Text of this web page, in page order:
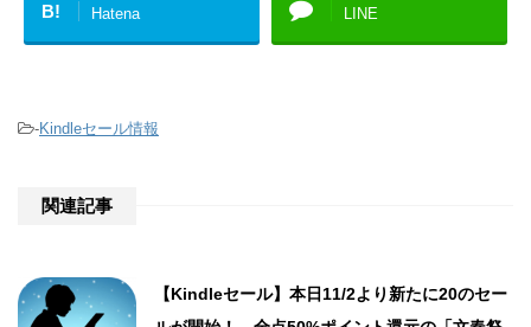
B! Hatena LINE
-Kindleセール情報
関連記事
【Kindleセール】本日11/2より新たに20のセー